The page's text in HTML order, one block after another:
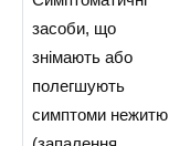
засоби, що
знімають або
полегшують
симптоми нежитю